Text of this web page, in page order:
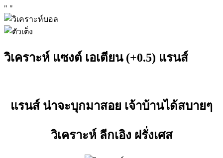
" "
วิเคราะห์ แซงต์ เอเตียน (+0.5) แรนส์
แรนส์ น่าจะบุกมาสอย เจ้าบ้านได้สบายๆ
วิเคราะห์ ลีกเอิง ฝรั่งเศส